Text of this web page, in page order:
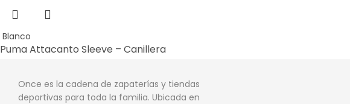
Blanco
Puma Attacanto Sleeve – Canillera
Once es la cadena de zapaterías y tiendas
deportivas para toda la familia. Ubicada en